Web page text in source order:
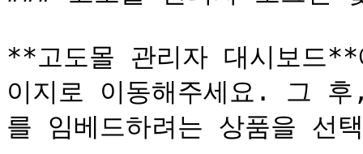
**고도몰 관리자 대시보드
이지로 이동해주세요. 그
를 임베드하려는 상품을 선